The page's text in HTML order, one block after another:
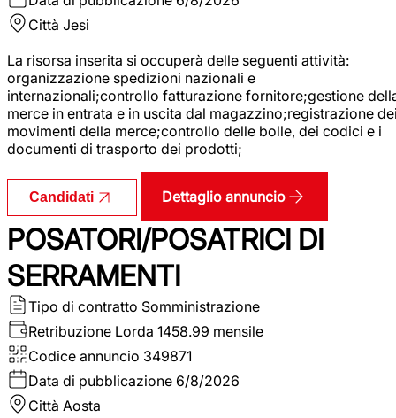
Città Jesi
La risorsa inserita si occuperà delle seguenti attività:
organizzazione spedizioni nazionali e
internazionali;controllo fatturazione fornitore;gestione
merce in entrata e in uscita dal magazzino;registrazione
movimenti della merce;controllo delle bolle, dei codici e i
documenti di trasporto dei prodotti;
Candidati Dettaglio annuncio
POSATORI/POSATRICI DI
SERRAMENTI
Tipo di contratto Somministrazione
Retribuzione Lorda 1458.99 mensile
Codice annuncio 349871
Data di pubblicazione 6/8/2026
Città Aosta